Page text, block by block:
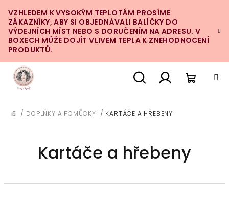
na
obsah
VZHLEDEM K VYSOKÝM TEPLOTÁM PROSÍME
ZÁKAZNÍKY, ABY SI OBJEDNÁVALI BALÍČKY DO
VÝDEJNÍCH MÍST NEBO S DORUČENÍM NA ADRESU. V
BOXECH MŮŽE DOJÍT VLIVEM TEPLA K ZNEHODNOCENÍ
PRODUKTŮ.
DOMŮ
/ DOPLŇKY A POMŮCKY / KARTÁČE A HŘEBENY
Kartáče a hřebeny